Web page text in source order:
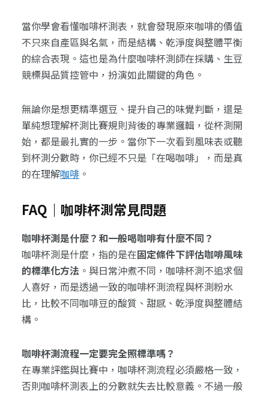
當你學會看懂咖啡杯測表，就會發現原來咖啡的價值
不只來自產區與名氣，而是結構、乾淨度與整體平衡
的綜合表現。這也是為什麼咖啡杯測師在採購、生豆
競標與品質控管中，扮演如此關鍵的角色。
無論你是想更精準選豆、提升自己的味覺判斷，還是
單純想理解杯測比賽規則背後的專業邏輯，從杯測開
始，都是最扎實的一步。當你下一次看到風味表或聽
到杯測分數時，你已經不只是「在喝咖啡」，而是真
的在理解咖啡。
FAQ｜咖啡杯測常見問題
咖啡杯測是什麼？和一般喝咖啡有什麼不同？
咖啡杯測是什麼，指的是在固定條件下評估咖啡風味
的標準化方法 。與日常沖煮不同，咖啡杯測不追求個
人喜好，而是透過一致的咖啡杯測流程與杯測粉水
比，比較不同咖啡豆的酸質、甜感、乾淨度與整體結
構。
咖啡杯測流程一定要完全照標準嗎？
在專業評鑑與比賽中，咖啡杯測流程必須嚴格一致，
否則咖啡杯測表上的分數就失去比較意義。不過一般